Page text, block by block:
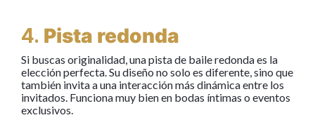
4. Pista redonda
Si buscas originalidad, una pista de baile redonda es la
elección perfecta. Su diseño no solo es diferente, sino que
también invita a una interacción más dinámica entre los
invitados. Funciona muy bien en bodas íntimas o eventos
exclusivos.